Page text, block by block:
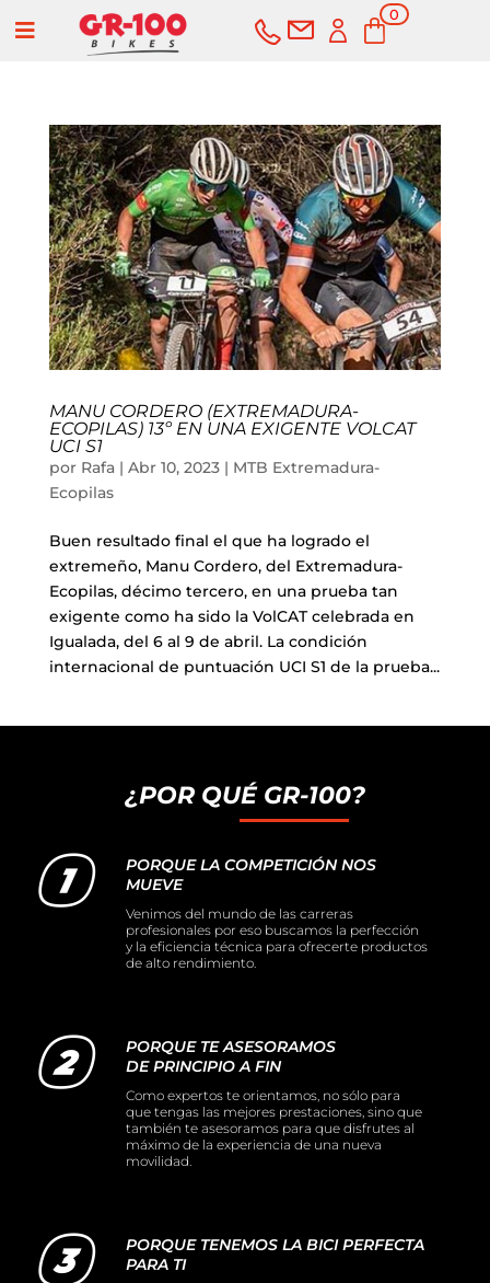
0
elementos
COMPRAR SERVICIOS
Bicicletas
Carretera
Montaña
Gravel
Eléctricas
Infantil
Montajes a la Carta
Segunda mano
Componentes
Componentes e-bike
Cubiertas y cámaras
Pedales
Potencias
Ruedas
Sillines
Suspensión
Manillares
Accesorios
Cascos
Gafas
Zapatillas
Puños y cintas
Bombas
Portabidones
Varios accesorios
Mantenimiento de bicicletas
Equipaciones
Equipaciones gr-100
Equipaciones Extremadura
Ropa
Calcetines
Varios
Outlet equipación
REBAJAS
OUTLET
MANU CORDERO (EXTREMADURA-
ECOPILAS) 13º EN UNA EXIGENTE VOLCAT
UCI S1
por Rafa| Abr 10, 2023| MTB Extremadura-
Ecopilas
Buen resultado final el que ha logrado el
extremeño, Manu Cordero, del Extremadura-
Ecopilas, décimo tercero, en una prueba tan
exigente como ha sido la VolCAT celebrada en
Igualada, del 6 al 9 de abril. La condición
internacional de puntuación UCI S1 de la prueba...
¿POR QUÉ GR-100?
PORQUE LA COMPETICIÓN NOS
MUEVE
Venimos del mundo de las carreras
profesionales por eso buscamos la perfección
y la eficiencia técnica para ofrecerte productos
de alto rendimiento.
PORQUE TE ASESORAMOS
DE PRINCIPIO A FIN
Como expertos te orientamos, no sólo para
que tengas las mejores prestaciones, sino que
también te asesoramos para que disfrutes al
máximo de la experiencia de una nueva
movilidad.
PORQUE TENEMOS LA BICI PERFECTA
PARA TI